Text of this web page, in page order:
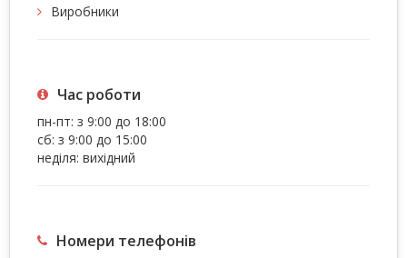
Виробники
Час роботи
пн-пт: з 9:00 до 18:00
сб: з 9:00 до 15:00
неділя: вихідний
Номери телефонів